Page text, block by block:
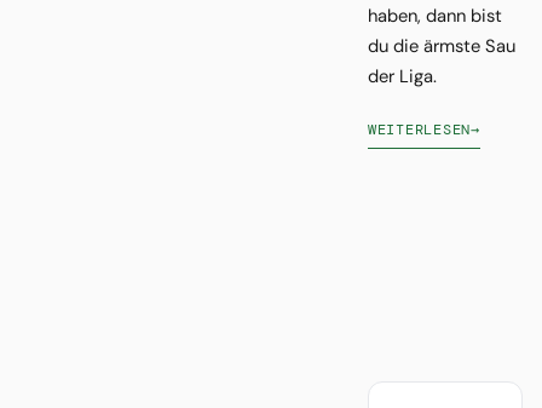
haben, dann bist
du die ärmste Sau
der Liga.
WEITERLESEN→